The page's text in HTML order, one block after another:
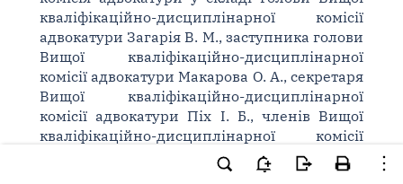
кваліфікаційно-дисциплінарної комісії
адвокатури Загарія В. М., заступника голови
Вищої кваліфікаційно-дисциплінарної
комісії адвокатури Макарова О. А., секретаря
Вищої кваліфікаційно-дисциплінарної
комісії адвокатури Піх І. Б., членів Вищої
кваліфікаційно-дисциплінарної комісії
адвокатури: Безеги Т. М., Бірюкової А. М.,
Борсука П. Й., Вишаровської В. К., Волчо В.